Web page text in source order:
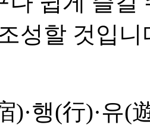
성할 것입니
)·행(行)·유(